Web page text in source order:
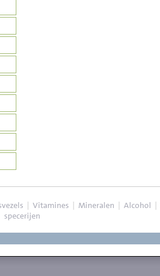
| Vitamines | Mineralen | Alcohol |
specerijen